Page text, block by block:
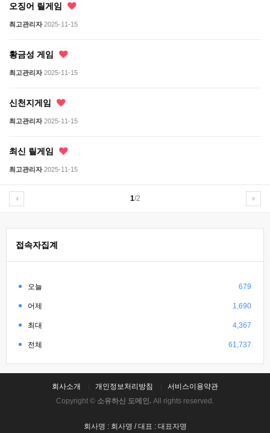
오징어 릴게임
최고관리자 2025-11-15
황금성 게임
최고관리자 2025-11-15
신천지게임
최고관리자 2025-11-15
최신 릴게임
최고관리자 2025-11-15
1/2
접속자집계
오늘 679
어제 1,690
최대 4,367
전체 61,737
회사소개 개인정보처리방침
서비스이용약관
Copyright © 소유하신 도메인. All rights reserved.
회사명 : 회사명 / 대표 : 대표자명